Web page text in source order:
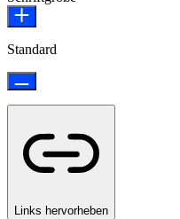
Standard
Links hervorheben